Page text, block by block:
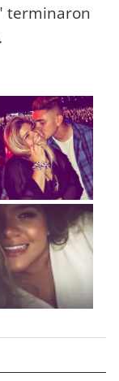
terminaron